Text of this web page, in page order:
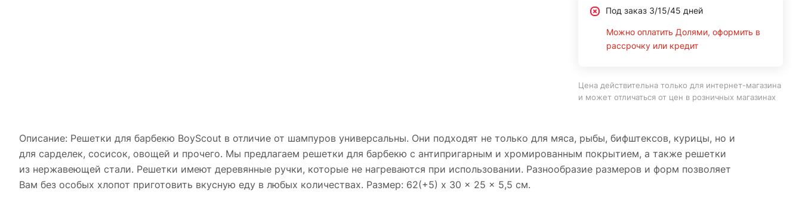
Под заказ 3/15/45 дней
Можно оплатить Долями, оформить в
рассрочку или кредит
Цена действительна только для интернет-магазина
и может отличаться от цен в розничных магазинах
Описание: Решетки для барбекю BoyScout в отличие от шампуров универсальны. Они подходят не только для мяса, рыбы, бифштексов, курицы, но и
для сарделек, сосисок, овощей и прочего. Мы предлагаем решетки для барбекю с антипригарным и хромированным покрытием, а также решетки
из нержавеющей стали. Решетки имеют деревянные ручки, которые не нагреваются при использовании. Разнообразие размеров и форм позволяет
Вам без особых хлопот приготовить вкусную еду в любых количествах. Размер: 62(+5) x 30 x 25 x 5,5 cм.